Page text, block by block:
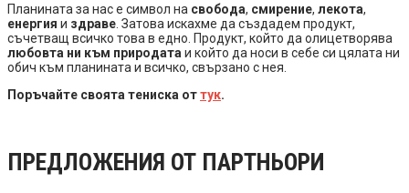
Планината за нас е символ на свобода, смирение, лекота,
енергия и здраве . Затова искахме да създадем продукт,
съчетващ всичко това в едно. Продукт, който да олицетворява
любовта ни към природата и който да носи в себе си цялата ни
обич към планината и всичко, свързано с нея.
Поръчайте своята тениска оттук.
ПРЕДЛОЖЕНИЯ ОТ ПАРТНЬОРИ